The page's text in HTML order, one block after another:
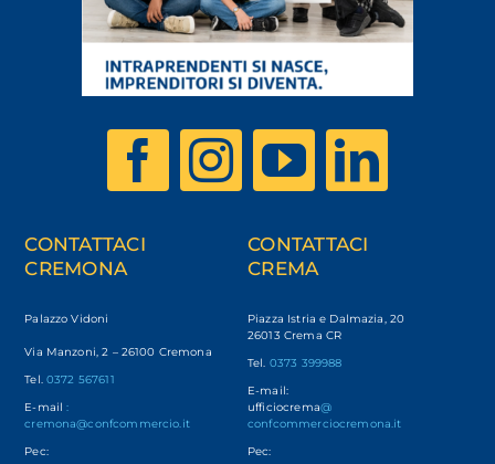
CONTATTACI
CREMONA
Palazzo Vidoni
Via Manzoni, 2 – 26100 Cremona
Tel. 0372 567611
E-mail:
cremona@confcommercio.it
Pec:
CONTATTACI
CREMA
Piazza Istria e Dalmazia, 20
26013 Crema CR
Tel. 0373 399988
E-mail:
ufficiocrema@
confcommerciocremona.it
Pec: